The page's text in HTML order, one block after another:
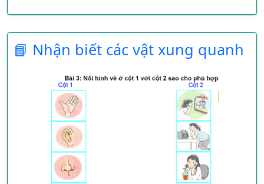
📘 Nhận biết các vật xung quanh